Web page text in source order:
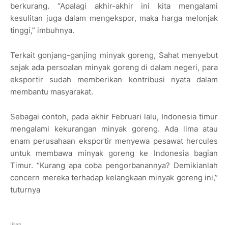
berkurang. “Apalagi akhir-akhir ini kita mengalami
kesulitan juga dalam mengekspor, maka harga melonjak
tinggi,” imbuhnya.
Terkait gonjang-ganjing minyak goreng, Sahat menyebut
sejak ada persoalan minyak goreng di dalam negeri, para
eksportir sudah memberikan kontribusi nyata dalam
membantu masyarakat.
Sebagai contoh, pada akhir Februari lalu, Indonesia timur
mengalami kekurangan minyak goreng. Ada lima atau
enam perusahaan eksportir menyewa pesawat hercules
untuk membawa minyak goreng ke Indonesia bagian
Timur. “Kurang apa coba pengorbanannya? Demikianlah
concern mereka terhadap kelangkaan minyak goreng ini,”
tuturnya